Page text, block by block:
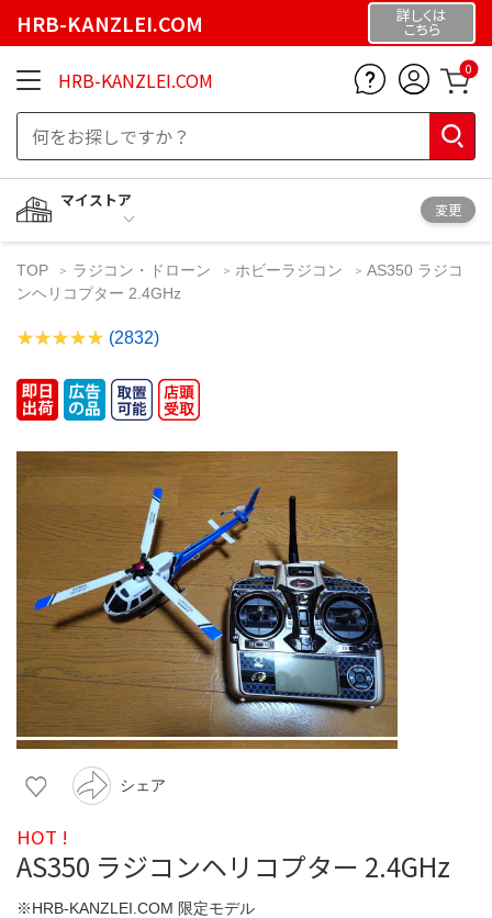
HRB-KANZLEI.COM 詳しくは
こちら
HRB-KANZLEI.COM 0
マイストア
変更
TOP ラジコン・ドローン ホビーラジコン
AS350 ラジコ
ンヘリコプター 2.4GHz
(2832)
シェア
HOT !
AS350 ラジコンヘリコプター 2.4GHz
※HRB-KANZLEI.COM 限定モデル